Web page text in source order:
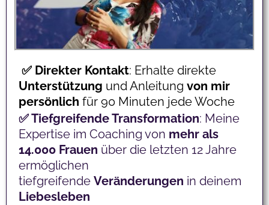
✅ Direkter Kontakt: Erhalte direkte
Unterstützung und Anleitung von mir
persönlich für 90 Minuten jede Woche
✅ Tiefgreifende Transformation: Meine
Expertise im Coaching von mehr als
14.000 Frauen über die letzten 12 Jahre
ermöglichen
tiefgreifende Veränderungen in deinem
Liebesleben